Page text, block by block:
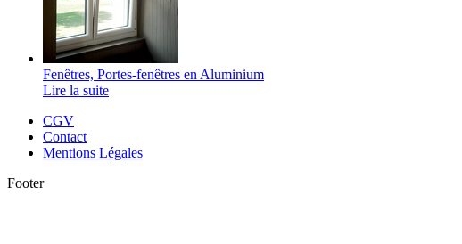
Fenêtres, Portes-fenêtres en Aluminium
Lire la suite
CGV
Contact
Mentions Légales
Footer